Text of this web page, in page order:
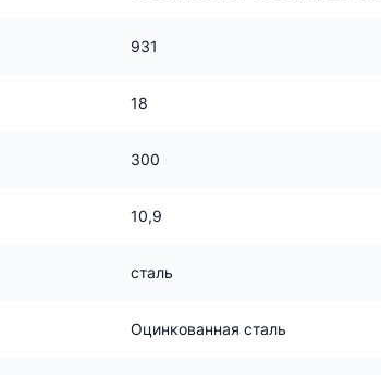
931
18
300
10,9
сталь
Оцинкованная сталь